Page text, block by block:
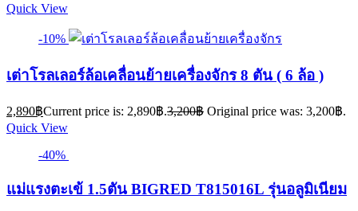
Quick View
-10%
เต่าโรลเลอร์ล้อเคลื่อนย้ายเครื่องจักร 8 ตัน ( 6 ล้อ )
2,890฿Current price is: 2,890฿.3,200฿ Original price was: 3,200฿.
Quick View
-40%
แม่แรงตะเข้ 1.5ตัน BIGRED T815016L รุ่นอลูมิเนียม